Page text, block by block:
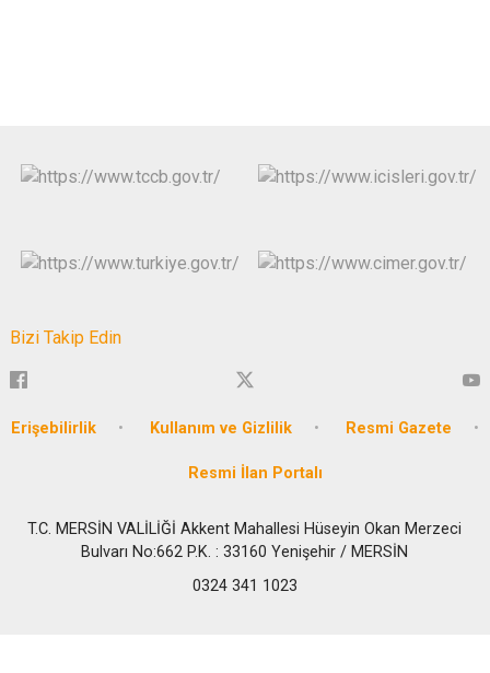
Bizi Takip Edin
Erişebilirlik Kullanım ve Gizlilik Resmi Gazete
Resmi İlan Portalı
T.C. MERSİN VALİLİĞİ Akkent Mahallesi Hüseyin Okan Merzeci
Bulvarı No:662 P.K. : 33160 Yenişehir / MERSİN
0324 341 1023